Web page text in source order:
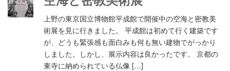
上野の東京国立博物館平成館で開催中の空海と密教美
術展を見に行きました。 平成館は初めて行く建築です
が、どうも緊張感も面白みも何も無い建物でがっかり
しました。しかし、展示内容は良かったです。 京都の
東寺に納められている仏像 […]